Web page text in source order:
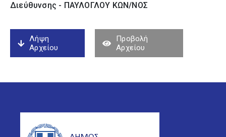
Διεύθυνσης - ΠΑΥΛΟΓΛΟΥ ΚΩΝ/ΝΟΣ
Λήψη
Αρχείου
Προβολή
Αρχείου